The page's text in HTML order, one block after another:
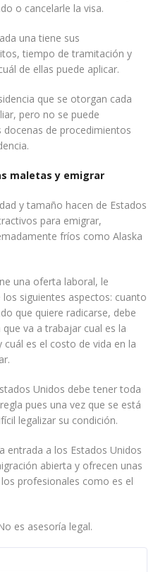
o cancelarle la visa.
una tiene sus
tiempo de tramitación y
de ellas puede aplicar.
que se otorgan cada
pero no se puede
de procedimientos
maletas y emigrar
y tamaño hacen de Estados
para emigrar,
fríos como Alaska
una oferta laboral, le
siguientes aspectos: cuanto
que quiere radicarse, debe
va a trabajar cual es la
es el costo de vida en la
Unidos debe tener toda
pues una vez que se está
legalizar su condición.
entrada a los Estados Unidos
abierta y ofrecen unas
profesionales como es el
es asesoría legal.